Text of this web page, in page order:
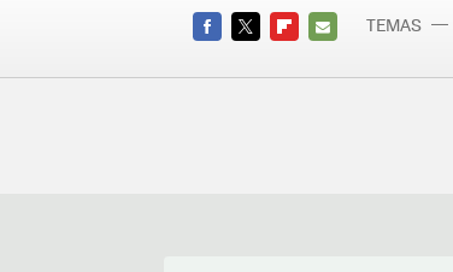
MAIL
TEMAS